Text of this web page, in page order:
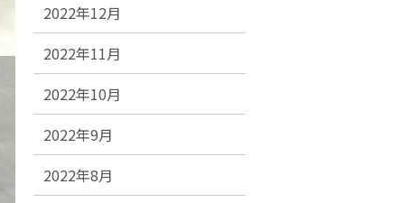
2022年12月
2022年11月
2022年10月
2022年9月
2022年8月